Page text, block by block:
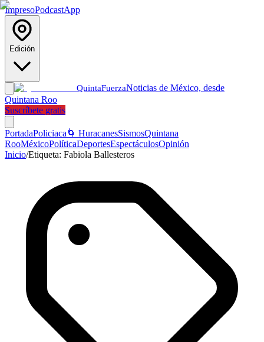
ImpresoPodcastApp
Edición
QuintaFuerzaNoticias de México, desde
Quintana Roo
Suscríbete gratis
PortadaPoliciaca 🌀 HuracanesSismosQuintana
RooMéxicoPolíticaDeportesEspectáculosOpinión
Inicio/Etiqueta: Fabiola Ballesteros